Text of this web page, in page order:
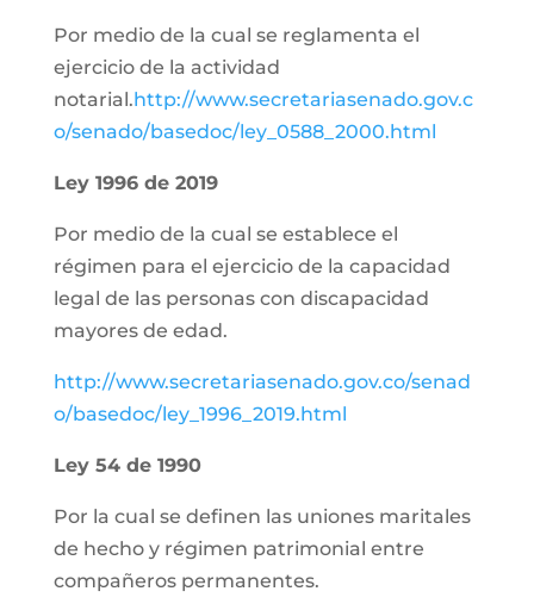
Por medio de la cual se reglamenta el
ejercicio de la actividad
notarial.http://www.secretariasenado.gov.c
o/senado/basedoc/ley_0588_2000.html
Ley 1996 de 2019
Por medio de la cual se establece el
régimen para el ejercicio de la capacidad
legal de las personas con discapacidad
mayores de edad.
http://www.secretariasenado.gov.co/senad
o/basedoc/ley_1996_2019.html
Ley 54 de 1990
Por la cual se definen las uniones maritales
de hecho y régimen patrimonial entre
compañeros permanentes.